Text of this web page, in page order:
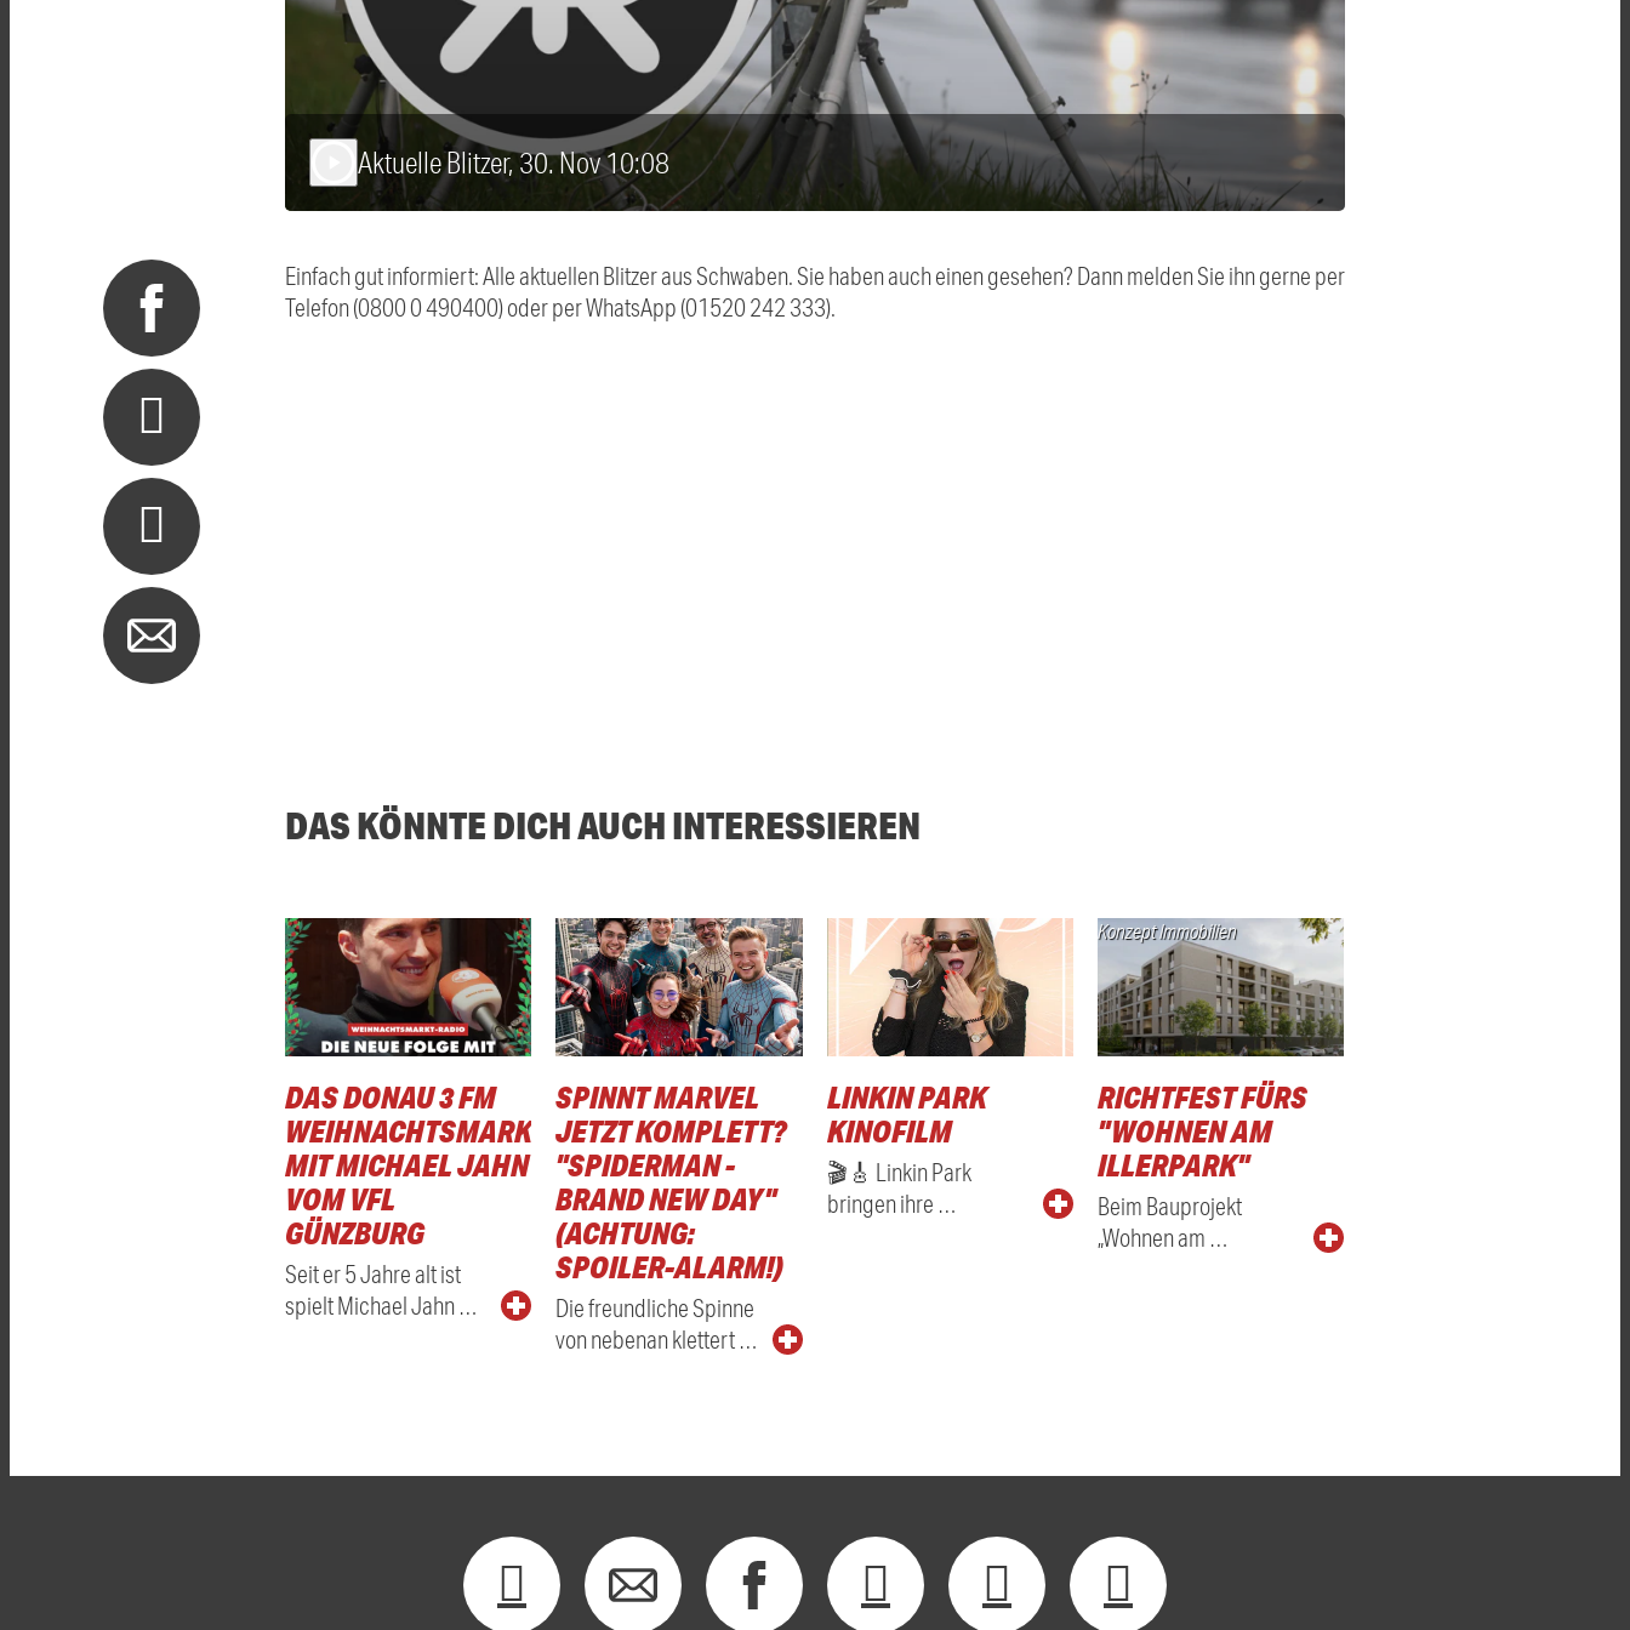
Aktuelle Blitzer, 30. Nov 10:08
Einfach gut informiert: Alle aktuellen Blitzer aus Schwaben. Sie haben auch einen gesehen? Dann melden Sie ihn gerne per
Telefon (0800 0 490400) oder per WhatsApp (01520 242 333).
DAS KÖNNTE DICH AUCH INTERESSIEREN
DAS DONAU 3 FM
WEIHNACHTSMARKTRADIO
MIT MICHAEL JAHN
VOM VFL
GÜNZBURG
Seit er 5 Jahre alt ist
spielt Michael Jahn …
SPINNT MARVEL
JETZT KOMPLETT?
"SPIDERMAN -
BRAND NEW DAY"
(ACHTUNG:
SPOILER-ALARM!)
Die freundliche Spinne
von nebenan klettert …
LINKIN PARK
KINOFILM
🎬🎸 Linkin Park
bringen ihre …
Konzept Immobilien
RICHTFEST FÜRS
"WOHNEN AM
ILLERPARK"
Beim Bauprojekt
„Wohnen am …